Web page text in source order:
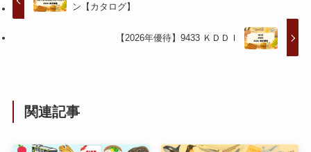
ン【カタログ】
【2026年優待】9433 ＫＤＤＩ
関連記事